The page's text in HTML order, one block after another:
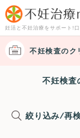
妊活と不妊治療をサポート!
不妊検査のク
不妊検査
絞り込み/再